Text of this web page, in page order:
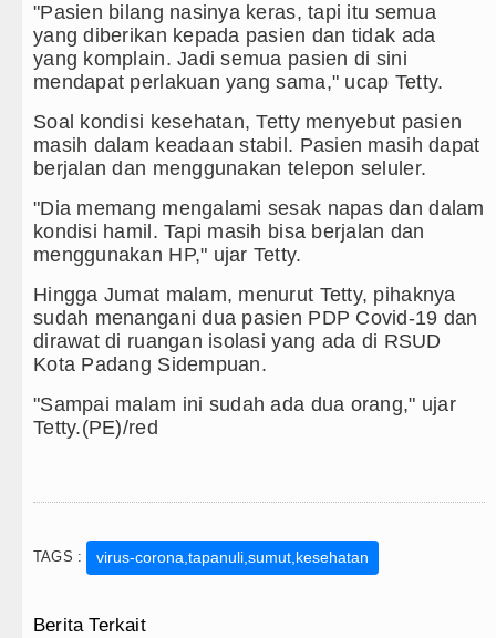
"Pasien bilang nasinya keras, tapi itu semua
yang diberikan kepada pasien dan tidak ada
yang komplain. Jadi semua pasien di sini
mendapat perlakuan yang sama," ucap Tetty.
Soal kondisi kesehatan, Tetty menyebut pasien
masih dalam keadaan stabil. Pasien masih dapat
berjalan dan menggunakan telepon seluler.
"Dia memang mengalami sesak napas dan dalam
kondisi hamil. Tapi masih bisa berjalan dan
menggunakan HP," ujar Tetty.
Hingga Jumat malam, menurut Tetty, pihaknya
sudah menangani dua pasien PDP Covid-19 dan
dirawat di ruangan isolasi yang ada di RSUD
Kota Padang Sidempuan.
"Sampai malam ini sudah ada dua orang," ujar
Tetty.(PE)/red
TAGS : virus-corona,tapanuli,sumut,kesehatan
Berita Terkait